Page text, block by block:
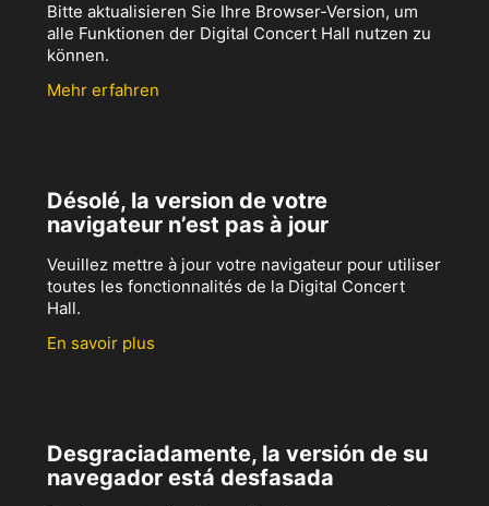
Bitte aktualisieren Sie Ihre Browser-Version, um
alle Funktionen der Digital Concert Hall nutzen zu
können.
Mehr erfahren
Désolé, la version de votre
navigateur n’est pas à jour
Veuillez mettre à jour votre navigateur pour utiliser
toutes les fonctionnalités de la Digital Concert
Hall.
En savoir plus
Desgraciadamente, la versión de su
navegador está desfasada